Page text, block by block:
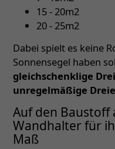
15 - 20m2
20 - 25m2
Dabei spielt es keine
Sonnensegel haben
gleichschenklige
unregelmäßige
Auf den
Wandhalter für
Maß